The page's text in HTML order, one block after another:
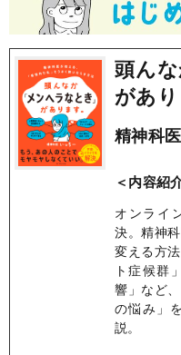
頭ん
があり
精神科
＜内容紹
オンライ
決。精神
変える方
ト症候群
響」など
の悩み」
説。